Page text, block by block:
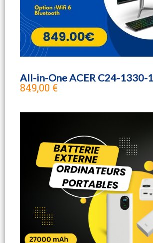
All-in-One ACER C24-1330-
849,00 €